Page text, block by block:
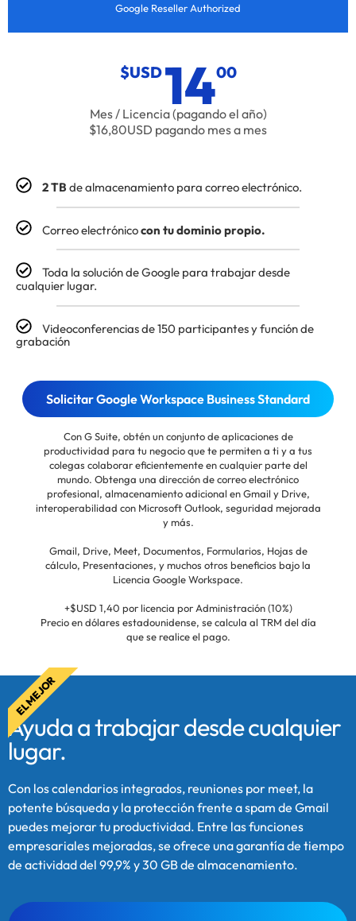
Google Reseller Authorized
$USD1400
Mes / Licencia (pagando el año)
$16,80USD pagando mes a mes
2 TB de almacenamiento para correo electrónico.
Correo electrónicocon tu dominio propio.
Toda la solución de Google para trabajar desde
cualquier lugar.
Videoconferencias de 150 participantes y función de
grabación
Solicitar Google Workspace Business Standard
Con G Suite, obtén un conjunto de aplicaciones de
productividad para tu negocio que te permiten a ti y a tus
colegas colaborar eficientemente en cualquier parte del
mundo. Obtenga una dirección de correo electrónico
profesional, almacenamiento adicional en Gmail y Drive,
interoperabilidad con Microsoft Outlook, seguridad mejorada
y más.
Gmail, Drive, Meet, Documentos, Formularios, Hojas de
cálculo, Presentaciones, y muchos otros beneficios bajo la
Licencia Google Workspace.
+$USD 1,40 por licencia por Administración (10%)
Precio en dólares estadounidense, se calcula al TRM del día
que se realice el pago.
EL MEJOR
Ayuda a trabajar desde cualquier
lugar.
Con los calendarios integrados, reuniones por meet, la
potente búsqueda y la protección frente a spam de Gmail
puedes mejorar tu productividad. Entre las funciones
empresariales mejoradas, se ofrece una garantía de tiempo
de actividad del 99,9% y 30 GB de almacenamiento.